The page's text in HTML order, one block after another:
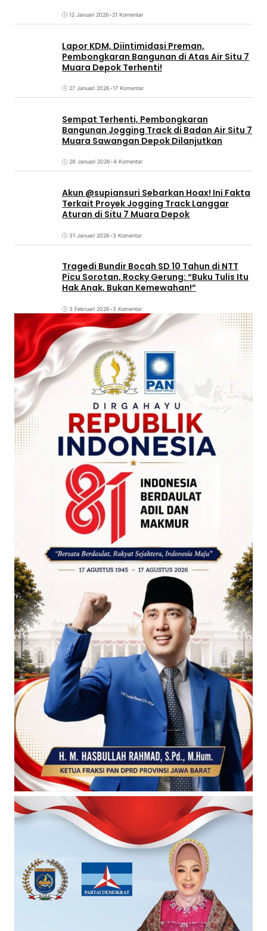
12 Januari 2026•21 Komentar
Lapor KDM, Diintimidasi Preman,
Pembongkaran Bangunan di Atas Air Situ 7
Muara Depok Terhenti!
27 Januari 2026•17 Komentar
Sempat Terhenti, Pembongkaran
Bangunan Jogging Track di Badan Air Situ 7
Muara Sawangan Depok Dilanjutkan
28 Januari 2026•4 Komentar
Akun @supiansuri Sebarkan Hoax! Ini Fakta
Terkait Proyek Jogging Track Langgar
Aturan di Situ 7 Muara Depok
31 Januari 2026•3 Komentar
Tragedi Bundir Bocah SD 10 Tahun di NTT
Picu Sorotan, Rocky Gerung: “Buku Tulis Itu
Hak Anak, Bukan Kemewahan!”
3 Februari 2026•3 Komentar